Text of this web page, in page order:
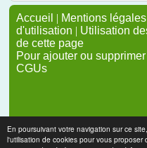
En poursuivant votre navigation sur ce
l'utilisation de cookies pour vous proposer
Accueil | Mentions légales
d'utilisation | Utilisation
de cette page
Pour ajouter ou
CGUs